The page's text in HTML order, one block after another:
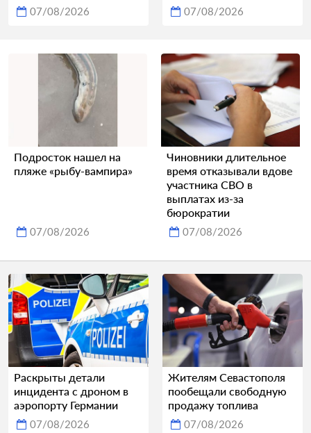
07/08/2026 07/08/2026
Подросток нашел на
пляже «рыбу-вампира»
07/08/2026
Чиновники длительное
время отказывали вдове
участника СВО в
выплатах из-за
бюрократии
07/08/2026
Раскрыты детали
инцидента с дроном в
аэропорту Германии
07/08/2026
Жителям Севастополя
пообещали свободную
продажу топлива
07/08/2026